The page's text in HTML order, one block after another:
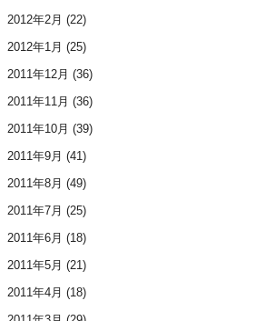
2012年2月 (22)
2012年1月 (25)
2011年12月 (36)
2011年11月 (36)
2011年10月 (39)
2011年9月 (41)
2011年8月 (49)
2011年7月 (25)
2011年6月 (18)
2011年5月 (21)
2011年4月 (18)